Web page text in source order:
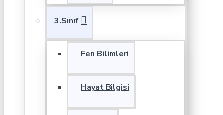
3.Sınıf
Fen Bilimleri
Hayat Bilgisi